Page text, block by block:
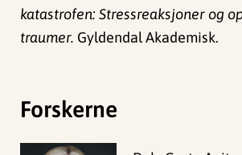
katastrofen: Stressreaksjoner og
traumer. Gyldendal Akademisk.
Forskerne